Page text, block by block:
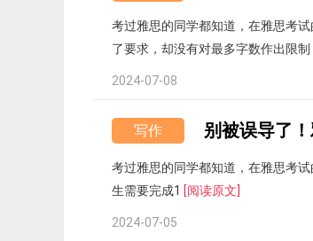
考过雅思的同学都知道，在雅思考
了要求，却没有对最多字数作出限制
2024-07-08
写作 别被误导了
考过雅思的同学都知道，在雅思考
生需要完成1 [阅读原文]
2024-07-05